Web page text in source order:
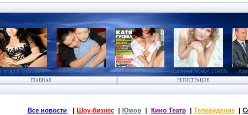
Наташа Королева Наташа Королева Екатерина Гусева Кристина Асмус (1988)
ГЛАВНАЯ РЕГИСТРАЦИЯ
Все новости Шоу-бизнес| Юмор| Кино Театр| Телевидение|